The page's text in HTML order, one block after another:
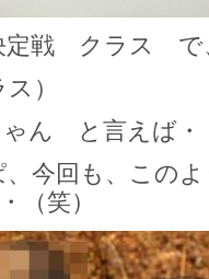
定戦 クラス で
）
ゃん と言えば・
今回も、この
（笑）